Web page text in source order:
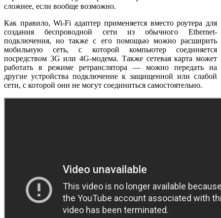
сложнее, если вообще возможно.
Как правило, Wi-Fi адаптер применяется вместо роутера для
создания беспроводной сети из обычного Ethernet-
подключения, но также с его помощью можно расширить
мобильную сеть, с которой компьютер соединяется
посредством 3G или 4G-модема. Также сетевая карта может
работать в режиме ретранслятора — можно передать на
другие устройства подключение к защищенной или слабой
сети, с которой они не могут соединиться самостоятельно.